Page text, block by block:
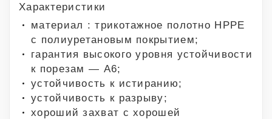
Характеристики
материал : трикотажное полотно HPPE
с полиуретановым покрытием;
гарантия высокого уровня устойчивости
к порезам — A6;
устойчивость к истиранию;
устойчивость к разрыву;
хороший захват с хорошей